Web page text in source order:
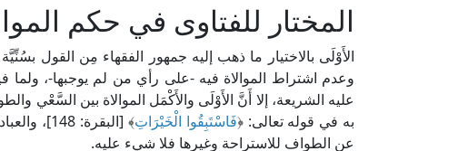
المختار للفتاوى في حكم
الأَوْلَى بالاختيار ما ذهب إليه جمهور الفقهاء مِن القول
وعدم اشتراط الموالاة فيه -على رأي من لم يوجبها-،
عليه الشريعة، إلا أَنَّ الأَوْلَى والأَكْمَل الموالاة بين السَّعْي
به في قوله تعالى: ﴿فَاسْتَبِقُوا الْخَيْرَاتِ
﴾
عن الطواف للاستراحة وغيرها فلا شيء عليه.